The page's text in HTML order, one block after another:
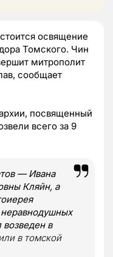
освящение
Томского. Чин
митрополит
сообщает
посвященный
всего за 9
— Ивана
Кляйн, а
в
в томской